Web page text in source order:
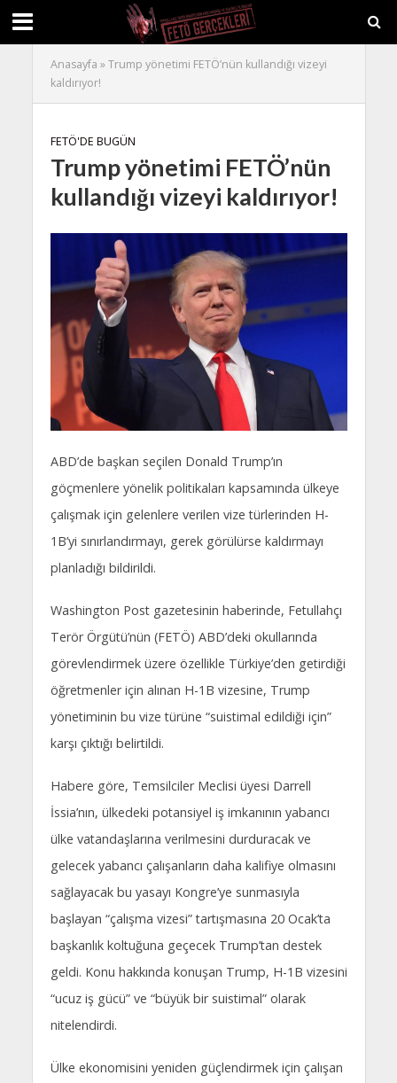
Anasayfa »Trump yönetimi FETÖ’nün kullandığı vizeyi
kaldırıyor!
FETÖ'DE BUGÜN
Trump yönetimi FETÖ’nün
kullandığı vizeyi kaldırıyor!
ABD’de başkan seçilen Donald Trump’ın
göçmenlere yönelik politikaları kapsamında ülkeye
çalışmak için gelenlere verilen vize türlerinden H-
1B’yi sınırlandırmayı, gerek görülürse kaldırmayı
planladığı bildirildi.
Washington Post gazetesinin haberinde, Fetullahçı
Terör Örgütü’nün (FETÖ) ABD’deki okullarında
görevlendirmek üzere özellikle Türkiye’den getirdiği
öğretmenler için alınan H-1B vizesine, Trump
yönetiminin bu vize türüne “suistimal edildiği için”
karşı çıktığı belirtildi.
Habere göre, Temsilciler Meclisi üyesi Darrell
İssia’nın, ülkedeki potansiyel iş imkanının yabancı
ülke vatandaşlarına verilmesini durduracak ve
gelecek yabancı çalışanların daha kalifiye olmasını
sağlayacak bu yasayı Kongre’ye sunmasıyla
başlayan “çalışma vizesi” tartışmasına 20 Ocak’ta
başkanlık koltuğuna geçecek Trump’tan destek
geldi. Konu hakkında konuşan Trump, H-1B vizesini
“ucuz iş gücü” ve “büyük bir suistimal” olarak
nitelendirdi.
Ülke ekonomisini yeniden güçlendirmek için çalışan